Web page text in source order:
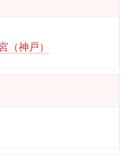
（神戸）